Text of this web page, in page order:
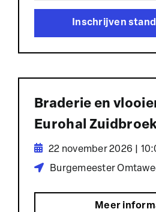
Inschrijven
Braderie en
Eurohal
22 november 2026 |
Burgemeester
Meer